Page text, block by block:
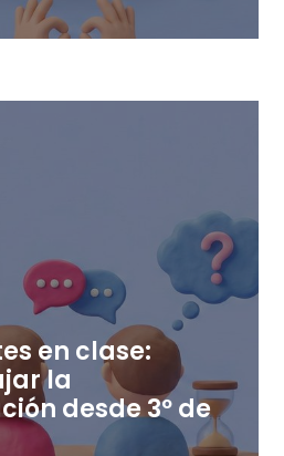
en clase:
la
desde 3º de